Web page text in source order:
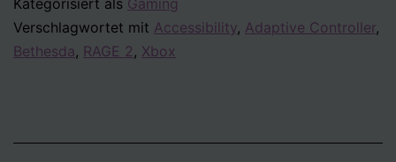
–
Kategorisiert als Gaming
Verschlagwortet mit Accessibility, Adaptive Controller,
Bethesda, RAGE 2, Xbox